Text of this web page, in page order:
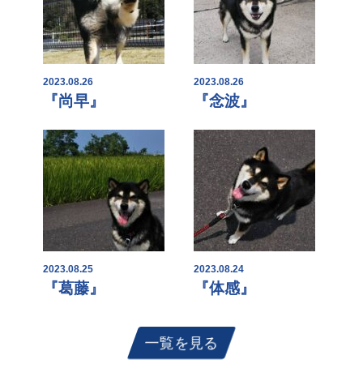
2023.08.26
『尚早』
2023.08.26
『念波』
2023.08.25
『葛藤』
2023.08.24
『体感』
一覧を見る